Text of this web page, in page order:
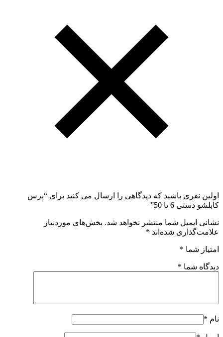
اولین نفری باشید که دیدگاهی را ارسال می کنید برای “پرس
کابلشو دستی 6 تا 50”
نشانی ایمیل شما منتشر نخواهد شد. بخش‌های موردنیاز
علامت‌گذاری شده‌اند *
امتیاز شما *
دیدگاه شما *
نام *